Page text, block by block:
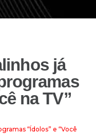
já
na TV”
“Ídolos” e “Você